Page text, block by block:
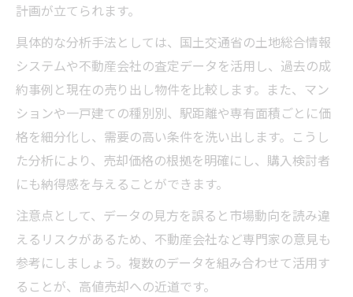
計画が立てられます。
具体的な分析手法としては、国土交通省の土地総合情報
システムや不動産会社の査定データを活用し、過去の成
約事例と現在の売り出し物件を比較します。また、マン
ションや一戸建ての種別別、駅距離や専有面積ごとに価
格を細分化し、需要の高い条件を洗い出します。こうし
た分析により、売却価格の根拠を明確にし、購入検討者
にも納得感を与えることができます。
注意点として、データの見方を誤ると市場動向を読み違
えるリスクがあるため、不動産会社など専門家の意見も
参考にしましょう。複数のデータを組み合わせて活用す
ることが、高値売却への近道です。